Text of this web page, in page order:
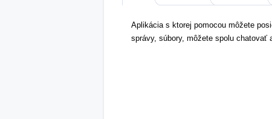
Aplikácia s ktorej pomocou môžete
správy, súbory, môžete spolu chatovať